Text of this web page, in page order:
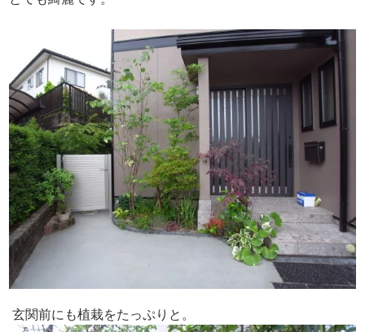
玄関前にも植栽をたっぷりと。